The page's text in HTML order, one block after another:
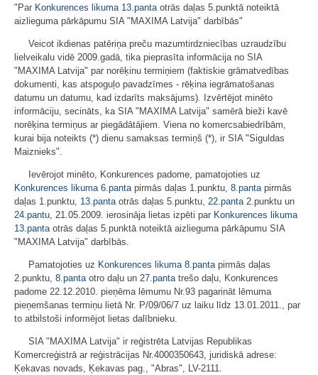
"Par Konkurences likuma 13.pantaotrās daļas 5.punktā noteiktā
aizlieguma pārkāpumu SIA "MAXIMA Latvija" darbībās"
Veicot ikdienas patēriņa preču mazumtirdzniecības uzraudzību
lielveikalu vidē 2009.gadā, tika pieprasīta informācija no SIA
"MAXIMA Latvija" par norēķinu termiņiem (faktiskie grāmatvedības
dokumenti, kas atspoguļo pavadzīmes - rēķina iegrāmatošanas
datumu un datumu, kad izdarīts maksājums). Izvērtējot minēto
informāciju, secināts, ka SIA "MAXIMA Latvija" samērā bieži kavē
norēķina termiņus ar piegādātājiem. Viena no komercsabiedrībām,
kurai bija noteikts (*) dienu samaksas termiņš (*), ir SIA "Siguldas
Maiznieks".
Ievērojot minēto, Konkurences padome, pamatojoties uz
Konkurences likuma 6.pantapirmās daļas 1.punktu, 8.pantapirmās
daļas 1.punktu, 13.pantaotrās daļas 5.punktu, 22.panta2.punktu un
24.pantu, 21.05.2009. ierosināja lietas izpēti par Konkurences likuma
13.pantaotrās daļas 5.punktā noteiktā aizlieguma pārkāpumu SIA
"MAXIMA Latvija" darbībās.
Pamatojoties uz Konkurences likuma 8.pantapirmās daļas
2.punktu, 8.pantaotro daļu un 27.pantatrešo daļu, Konkurences
padome 22.12.2010. pieņēma lēmumu Nr.93 pagarināt lēmuma
pieņemšanas termiņu lietā Nr. P/09/06/7 uz laiku līdz 13.01.2011., par
to atbilstoši informējot lietas dalībnieku.
SIA "MAXIMA Latvija" ir reģistrēta Latvijas Republikas
Komercreģistrā ar reģistrācijas Nr.4000350643, juridiskā adrese:
Ķekavas novads, Ķekavas pag., "Abras", LV-2111.